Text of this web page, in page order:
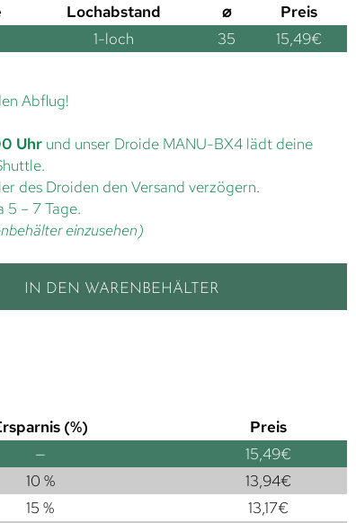
Lochabstand ⌀
Preis
1-loch 35 15,49€
Abflug!
Uhr und unser Droide MANU-BX4 lädt deine
des Droiden den Versand verzögern.
– 7 Tage.
einzusehen)
IN DEN WARENBEHÄLTER
(%)
Preis
— 15,49€
10 % 13,94€
15 % 13,17€